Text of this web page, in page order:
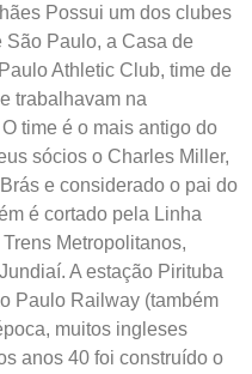
Possui um dos clubes
Paulo, a Casa de
Athletic Club, time de
trabalhavam na
time é o mais antigo do
sócios o Charles Miller,
e considerado o pai do
é cortado pela Linha
Metropolitanos,
A estação Pirituba
Paulo Railway (também
muitos ingleses
anos 40 foi construído o